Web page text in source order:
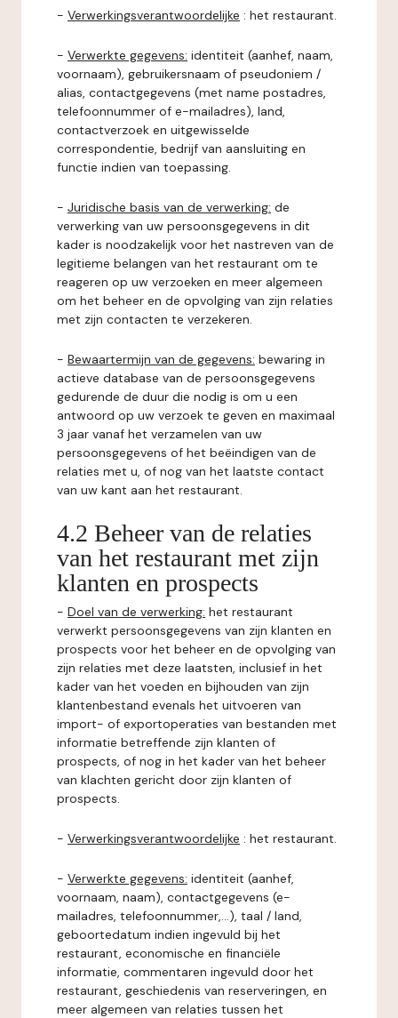
- Verwerkingsverantwoordelijke : het restaurant.
- Verwerkte gegevens: identiteit (aanhef, naam,
voornaam), gebruikersnaam of pseudoniem /
alias, contactgegevens (met name postadres,
telefoonnummer of e-mailadres), land,
contactverzoek en uitgewisselde
correspondentie, bedrijf van aansluiting en
functie indien van toepassing.
- Juridische basis van de verwerking: de
verwerking van uw persoonsgegevens in dit
kader is noodzakelijk voor het nastreven van de
legitieme belangen van het restaurant om te
reageren op uw verzoeken en meer algemeen
om het beheer en de opvolging van zijn relaties
met zijn contacten te verzekeren.
- Bewaartermijn van de gegevens: bewaring in
actieve database van de persoonsgegevens
gedurende de duur die nodig is om u een
antwoord op uw verzoek te geven en maximaal
3 jaar vanaf het verzamelen van uw
persoonsgegevens of het beëindigen van de
relaties met u, of nog van het laatste contact
van uw kant aan het restaurant.
4.2 Beheer van de relaties
van het restaurant met zijn
klanten en prospects
- Doel van de verwerking: het restaurant
verwerkt persoonsgegevens van zijn klanten en
prospects voor het beheer en de opvolging van
zijn relaties met deze laatsten, inclusief in het
kader van het voeden en bijhouden van zijn
klantenbestand evenals het uitvoeren van
import- of exportoperaties van bestanden met
informatie betreffende zijn klanten of
prospects, of nog in het kader van het beheer
van klachten gericht door zijn klanten of
prospects.
- Verwerkingsverantwoordelijke : het restaurant.
- Verwerkte gegevens: identiteit (aanhef,
voornaam, naam), contactgegevens (e-
mailadres, telefoonnummer,...), taal / land,
geboortedatum indien ingevuld bij het
restaurant, economische en financiële
informatie, commentaren ingevuld door het
restaurant, geschiedenis van reserveringen, en
meer algemeen van relaties tussen het